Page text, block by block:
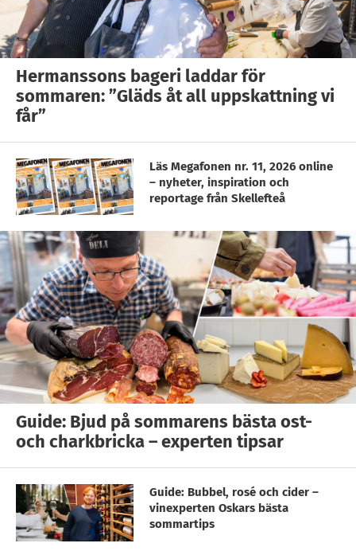
Hermanssons bageri laddar för
sommaren: ”Gläds åt all uppskattning vi
får”
Läs Megafonen nr. 11, 2026 online
– nyheter, inspiration och
reportage från Skellefteå
Guide: Bjud på sommarens bästa ost-
och charkbricka – experten tipsar
Guide: Bubbel, rosé och cider –
vinexperten Oskars bästa
sommartips